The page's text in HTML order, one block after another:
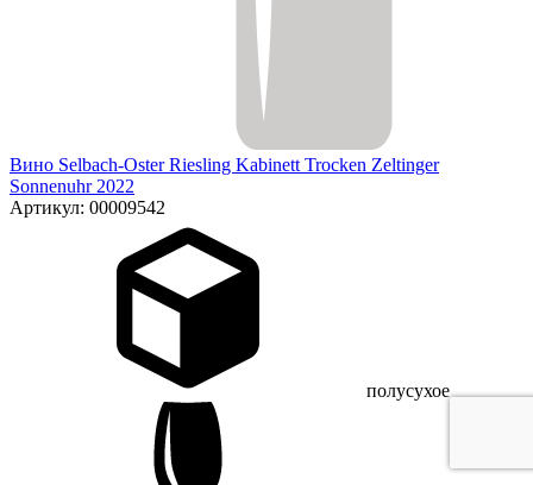
Вино Selbach-Oster Riesling Kabinett Trocken Zeltinger
Sonnenuhr 2022
Артикул: 00009542
полусухое